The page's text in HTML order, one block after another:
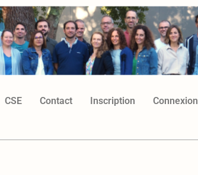
CSE Contact Inscription Connexion